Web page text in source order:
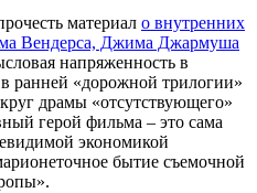
материал о внутренних
Вендерса, Джима Джармуша
напряженность в
ранней «дорожной трилогии»
драмы «отсутствующего»
герой фильма – это сама
экономикой
бытие съемочной